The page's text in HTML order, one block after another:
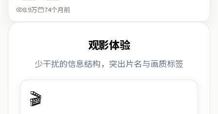
8.9万
74个月前
观影体验
少干扰的信息结构，突出片名与画质标签
🎬